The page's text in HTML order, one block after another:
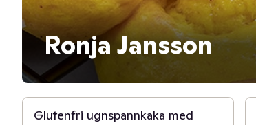
Ronja Jansson
45 min
Glutenfri ugnspannkaka med